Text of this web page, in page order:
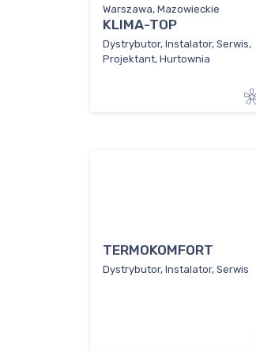
Warszawa, Mazowieckie
KLIMA-TOP
Dystrybutor, Instalator, Serwis,
Projektant, Hurtownia
TERMOKOMFORT
Dystrybutor, Instalator, Serwis